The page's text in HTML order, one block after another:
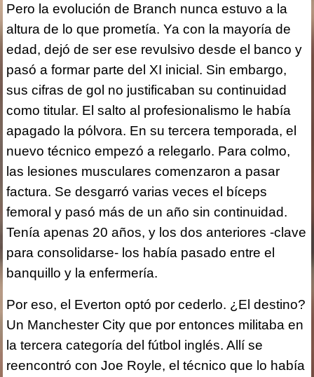
Pero la evolución de Branch nunca estuvo a la
altura de lo que prometía. Ya con la mayoría de
edad, dejó de ser ese revulsivo desde el banco y
pasó a formar parte del XI inicial. Sin embargo,
sus cifras de gol no justificaban su continuidad
como titular. El salto al profesionalismo le había
apagado la pólvora. En su tercera temporada, el
nuevo técnico empezó a relegarlo. Para colmo,
las lesiones musculares comenzaron a pasar
factura. Se desgarró varias veces el bíceps
femoral y pasó más de un año sin continuidad.
Tenía apenas 20 años, y los dos anteriores -clave
para consolidarse- los había pasado entre el
banquillo y la enfermería.
Por eso, el Everton optó por cederlo. ¿El destino?
Un Manchester City que por entonces militaba en
la tercera categoría del fútbol inglés. Allí se
reencontró con Joe Royle, el técnico que lo había